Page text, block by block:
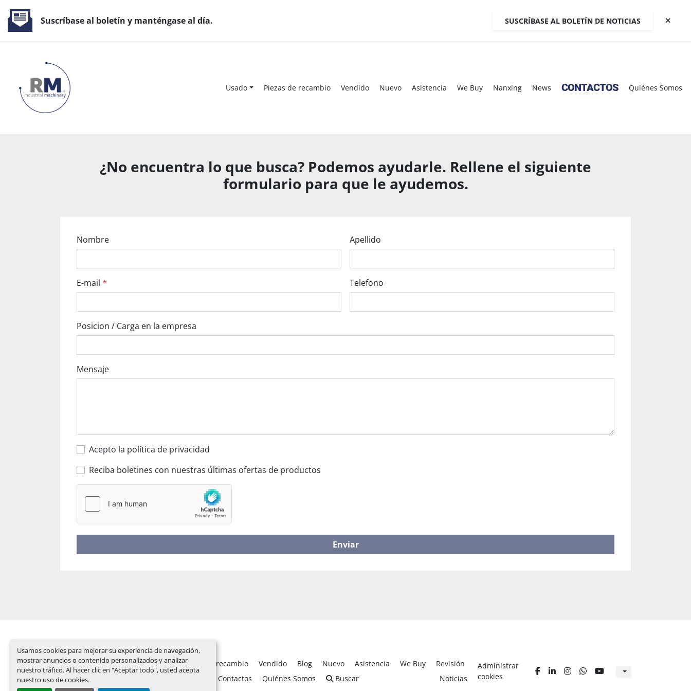
Usamos cookies para mejorar su experiencia de navegación,
mostrar anuncios o contenido personalizados y analizar
nuestro tráfico. Al hacer clic en "Aceptar todo", usted acepta
nuestro uso de cookies.
Suscríbase al boletín y manténgase al día. SUSCRÍBASE AL BOLETÍN DE NOTICIAS
Usado Piezas de recambio Vendido Nuevo Asistencia We Buy Nanxing News CONTACTOS Quiénes Somos
¿No encuentra lo que busca? Podemos ayudarle. Rellene el siguiente
formulario para que le ayudemos.
Nombre Apellido
E-mail * Telefono
Posicion / Carga en la empresa
Mensaje
Acepto la política de privacidad
Reciba boletines con nuestras últimas ofertas de productos
Enviar
Usado Piezas de recambio Vendido Blog Nuevo Asistencia We Buy
Revisión
Contactos Quiénes Somos Noticias
Buscar
Administrar
cookies
facebook
linkedininstagram
whatsapp
youtube